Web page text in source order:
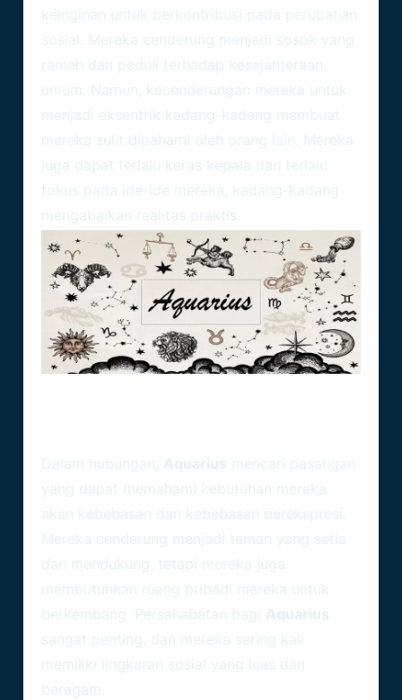
keinginan untuk berkontribusi pada perubahan
sosial. Mereka cenderung menjadi sosok yang
ramah dan peduli terhadap kesejahteraan
umum. Namun, kecenderungan mereka untuk
menjadi eksentrik kadang-kadang membuat
mereka sulit dipahami oleh orang lain. Mereka
juga dapat terlalu keras kepala dan terlalu
fokus pada ide-ide mereka, kadang-kadang
mengabaikan realitas praktis.
Dalam hubungan, Aquarius mencari pasangan
yang dapat memahami kebutuhan mereka
akan kebebasan dan kebebasan berekspresi.
Mereka cenderung menjadi teman yang setia
dan mendukung, tetapi mereka juga
membutuhkan ruang pribadi mereka untuk
berkembang. Persahabatan bagi Aquarius
sangat penting, dan mereka sering kali
memiliki lingkaran sosial yang luas dan
beragam.